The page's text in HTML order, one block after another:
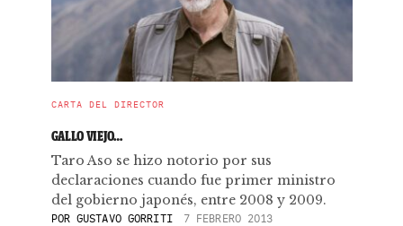
CARTA DEL DIRECTOR
GALLO VIEJO…
Taro Aso se hizo notorio por sus
declaraciones cuando fue primer ministro
del gobierno japonés, entre 2008 y 2009.
POR GUSTAVO GORRITI 7 FEBRERO 2013